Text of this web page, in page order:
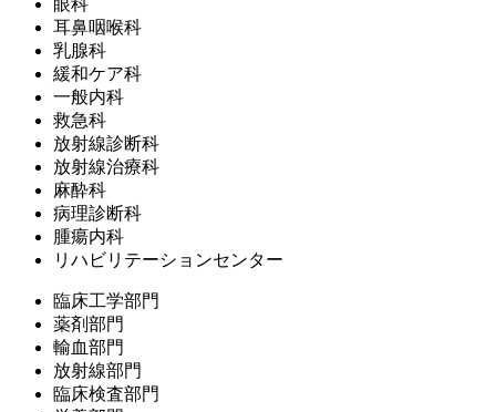
耳鼻咽喉科
乳腺科
緩和ケア科
一般内科
救急科
放射線診断科
放射線治療科
麻酔科
病理診断科
腫瘍内科
リハビリテーションセンター
臨床工学部門
薬剤部門
輸血部門
放射線部門
臨床検査部門